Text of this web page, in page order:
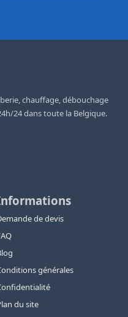
chauffage, débouchage
24 dans toute la Belgique.
de devis
générales
du site